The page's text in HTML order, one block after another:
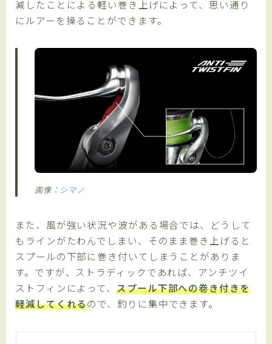
減したことによる軽い巻き上げによって、思い通り
にルアーを操ることができます。
画像： シマノ
また、風が強い状況や波がある場合では、どうして
もラインがたわんでしまい、そのまま巻き上げると
スプールの下部に巻き付いてしまうことがありま
す。ですが、ストラディックであれば、アンチツイ
ストフィンによって、 スプール下部への巻き付きを
軽減してくれるので、釣りに集中できます。